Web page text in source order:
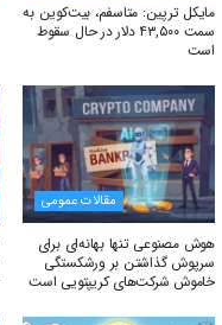
مایکل ترپین: متاسفم، بیت‌کوین به
سمت ۴۳,۵۰۰ دلار در حال سقوط
است
مقالات عمومی
هوش مصنوعی تنها بهانه‌ای برای
سرپوش گذاشتن بر ورشکستگی
خاموش شرکت‌های کریپتویی است